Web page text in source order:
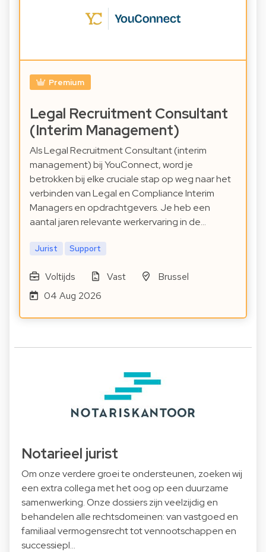
Premium
Legal Recruitment Consultant
(Interim Management)
Als Legal Recruitment Consultant (interim
management) bij YouConnect, word je
betrokken bij elke cruciale stap op weg naar het
verbinden van Legal en Compliance Interim
Managers en opdrachtgevers. Je heb een
aantal jaren relevante werkervaring in de…
Jurist Support
Voltijds Vast
Brussel
04 Aug 2026
Notarieel jurist
Om onze verdere groei te ondersteunen, zoeken wij
een extra collega met het oog op een duurzame
samenwerking. Onze dossiers zijn veelzijdig en
behandelen alle rechtsdomeinen: van vastgoed en
familiaal vermogensrecht tot vennootschappen en
successiepl…